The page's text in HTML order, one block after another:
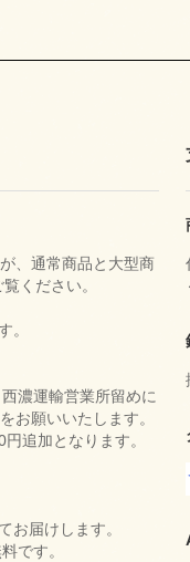
、通常商品と大型商
ください。
。
濃運輸営業所留めに
お願いいたします。
追加となります。
届けします。
です。